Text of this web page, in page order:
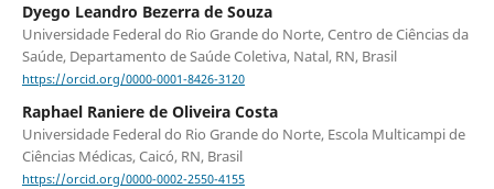
Dyego Leandro Bezerra de Souza
Universidade Federal do Rio Grande do Norte, Centro de Ciências da
Saúde, Departamento de Saúde Coletiva, Natal, RN, Brasil
https://orcid.org/0000-0001-8426-3120
Raphael Raniere de Oliveira Costa
Universidade Federal do Rio Grande do Norte, Escola Multicampi de
Ciências Médicas, Caicó, RN, Brasil
https://orcid.org/0000-0002-2550-4155